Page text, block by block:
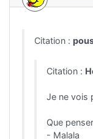
Citation :
Citation :
Je ne vois
Que
- Malala